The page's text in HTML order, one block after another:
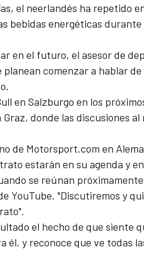
el neerlandés ha repetido
bebidas energéticas durante
en el futuro, el asesor de
planean comenzar a hablar
en Salzburgo en los
donde las discusiones
de Motorsport.com en
estarán en su agenda y
se reúnan
YouTube. "Discutiremos y
el hecho de que siente
él, y reconoce que ve todas